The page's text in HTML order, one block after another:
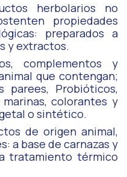
herbolarios no
propiedades
preparados a
y extractos.
complementos y
que contengan;
parees, Probióticos,
marinas, colorantes y
o sintético.
de origen animal,
a base de carnazas y
tratamiento térmico